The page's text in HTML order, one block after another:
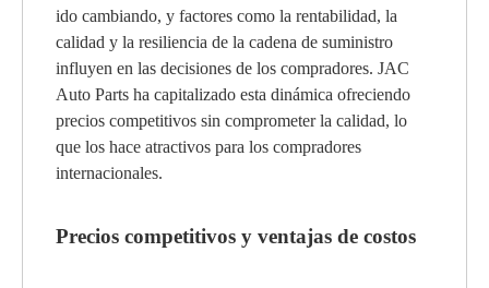
ido cambiando, y factores como la rentabilidad, la
calidad y la resiliencia de la cadena de suministro
influyen en las decisiones de los compradores. JAC
Auto Parts ha capitalizado esta dinámica ofreciendo
precios competitivos sin comprometer la calidad, lo
que los hace atractivos para los compradores
internacionales.
Precios competitivos y ventajas de costos